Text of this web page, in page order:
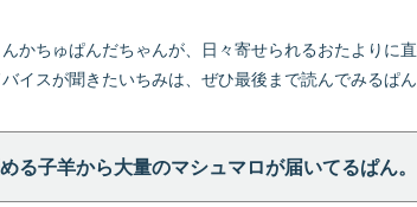
かちゅぱんだちゃんが、日々寄せられるおたよりに直
イスが聞きたいちみは、ぜひ最後まで読んでみるぱん
る子羊から大量のマシュマロが届いてるぱん。